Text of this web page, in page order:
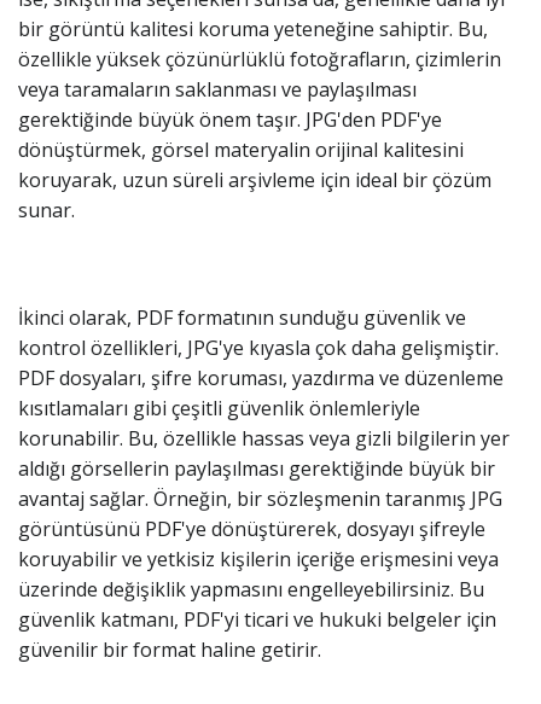
bir görüntü kalitesi koruma yeteneğine sahiptir. Bu,
özellikle yüksek çözünürlüklü fotoğrafların, çizimlerin
veya taramaların saklanması ve paylaşılması
gerektiğinde büyük önem taşır. JPG'den PDF'ye
dönüştürmek, görsel materyalin orijinal kalitesini
koruyarak, uzun süreli arşivleme için ideal bir çözüm
sunar.
İkinci olarak, PDF formatının sunduğu güvenlik ve
kontrol özellikleri, JPG'ye kıyasla çok daha gelişmiştir.
PDF dosyaları, şifre koruması, yazdırma ve düzenleme
kısıtlamaları gibi çeşitli güvenlik önlemleriyle
korunabilir. Bu, özellikle hassas veya gizli bilgilerin yer
aldığı görsellerin paylaşılması gerektiğinde büyük bir
avantaj sağlar. Örneğin, bir sözleşmenin taranmış JPG
görüntüsünü PDF'ye dönüştürerek, dosyayı şifreyle
koruyabilir ve yetkisiz kişilerin içeriğe erişmesini veya
üzerinde değişiklik yapmasını engelleyebilirsiniz. Bu
güvenlik katmanı, PDF'yi ticari ve hukuki belgeler için
güvenilir bir format haline getirir.